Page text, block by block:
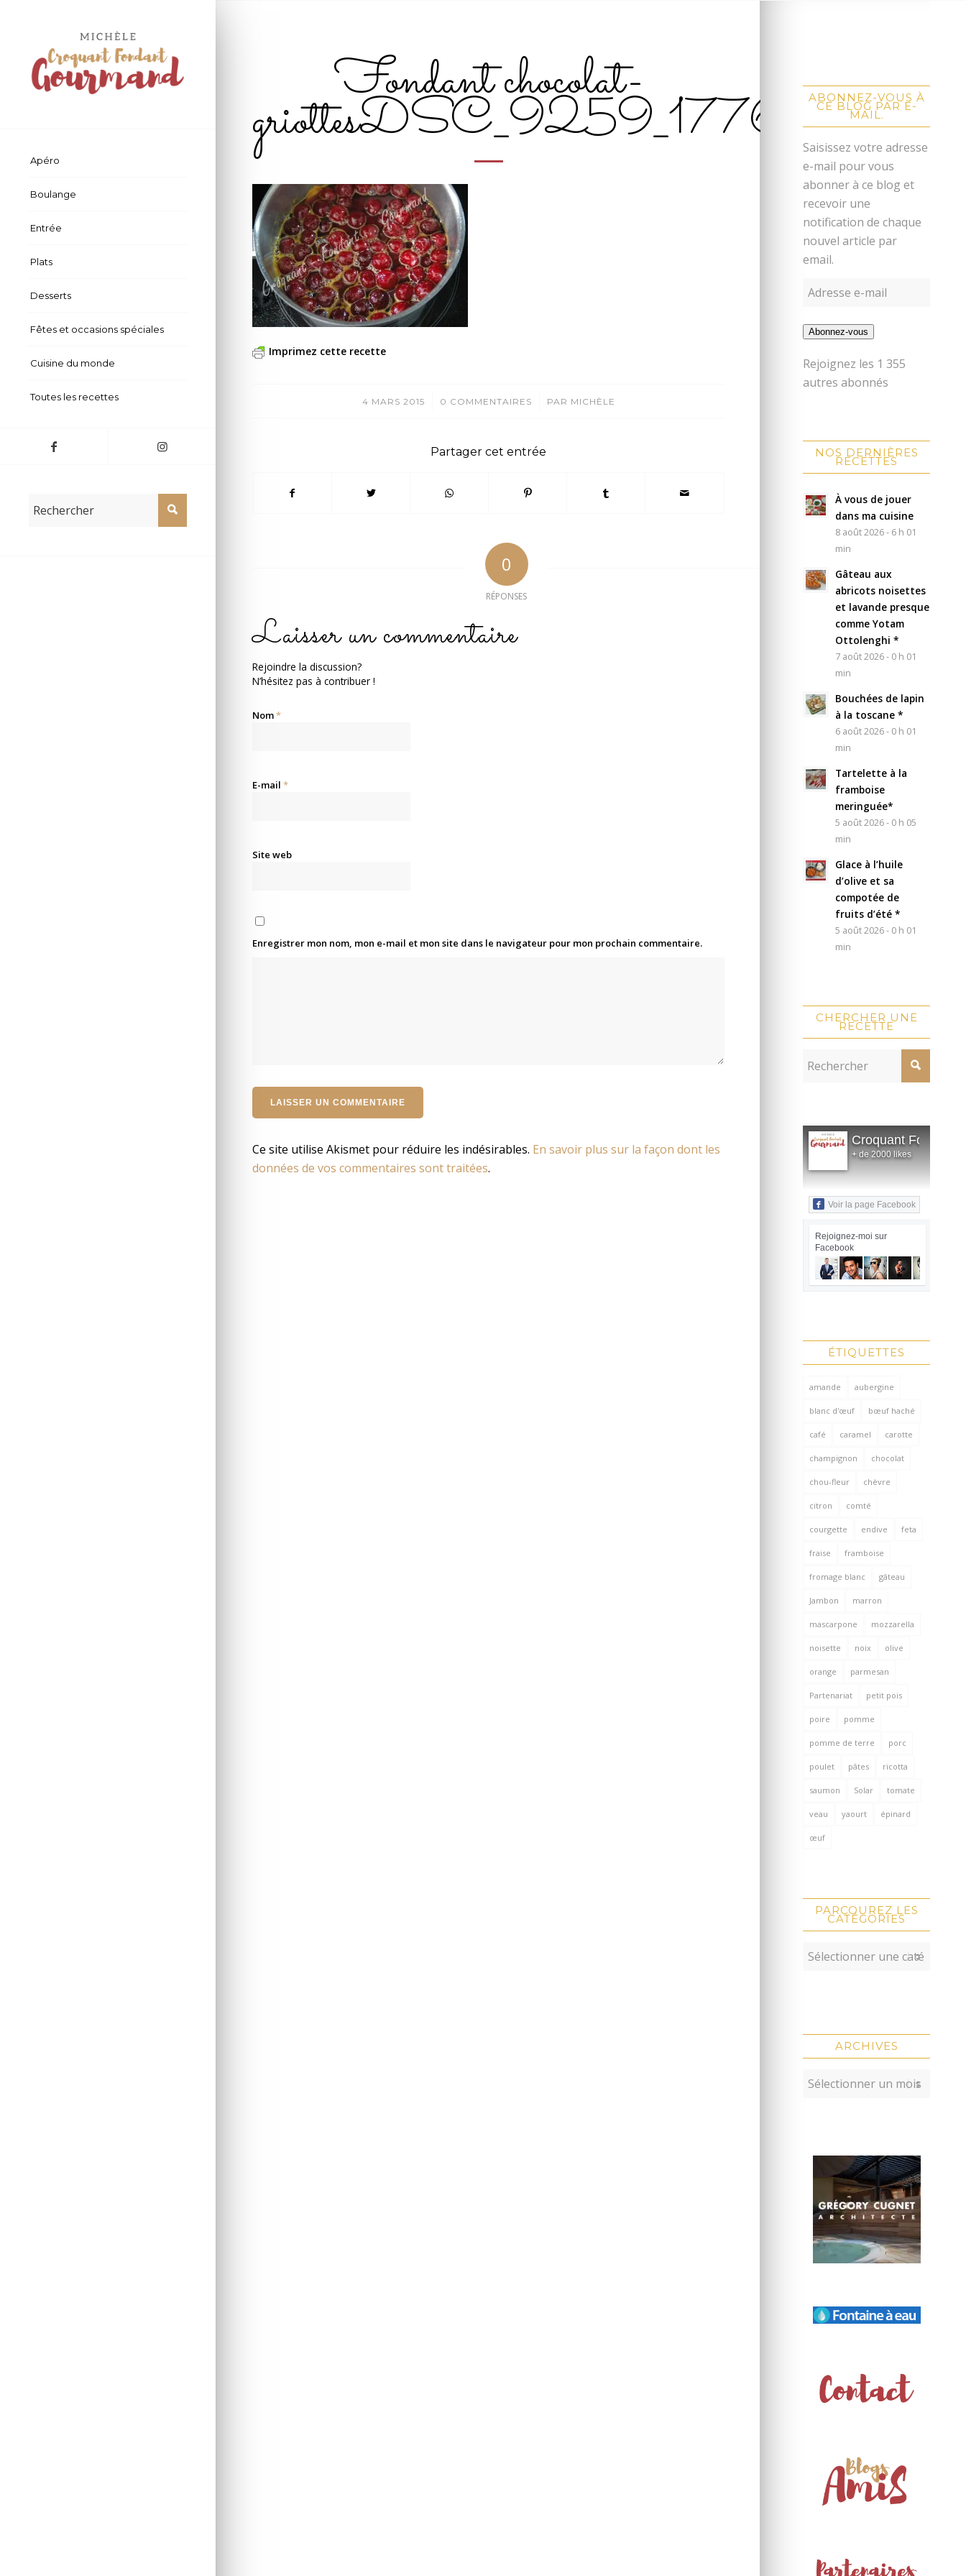
Apéro
Boulange
Entrée
Plats
Desserts
Fêtes et occasions spéciales
Cuisine du monde
Toutes les recettes
Fondant chocolat-
griottesDSC_9259_17762
Imprimez cette recette
4 MARS 2015
/ 0 COMMENTAIRES
/ PAR MICHÈLE
Partager cet entrée
0
RÉPONSES
Laisser un commentaire
Rejoindre la discussion?
N’hésitez pas à contribuer !
Nom*
E-mail *
Site web
Enregistrer mon nom, mon e-mail et mon site dans le navigateur pour mon prochain commentaire.
Ce site utilise Akismet pour réduire les indésirables. En savoir plus sur la façon dont les
données de vos commentaires sont traitées.
ABONNEZ-VOUS À
CE BLOG PAR E-
MAIL.
Saisissez votre adresse
e-mail pour vous
abonner à ce blog et
recevoir une
notification de chaque
nouvel article par
email.
Abonnez-vous
Rejoignez les 1 355
autres abonnés
NOS DERNIÈRES
RECETTES
À vous de jouer
dans ma cuisine
8 août 2026 - 6 h 01
min
Gâteau aux
abricots noisettes
et lavande presque
comme Yotam
Ottolenghi *
7 août 2026 - 0 h 01
min
Bouchées de lapin
à la toscane *
6 août 2026 - 0 h 01
min
Tartelette à la
framboise
meringuée*
5 août 2026 - 0 h 05
min
Glace à l’huile
d’olive et sa
compotée de
fruits d’été *
5 août 2026 - 0 h 01
min
CHERCHER UNE
RECETTE
Croquant Fondant
+ de 2000 likes
Voir la page Facebook
Rejoignez-moi sur
Facebook
ÉTIQUETTES
amande aubergine
blanc d'œuf bœuf haché
café caramel carotte
champignon chocolat
chou-fleur chèvre
citron comté
courgette endive feta
fraise framboise
fromage blanc gâteau
Jambon marron
mascarpone mozzarella
noisette noix olive
orange parmesan
Partenariat petit pois
poire pomme
pomme de terre porc
poulet pâtes ricotta
saumon Solar tomate
veau yaourt épinard
œuf
PARCOUREZ LES
CATÉGORIES
ARCHIVES